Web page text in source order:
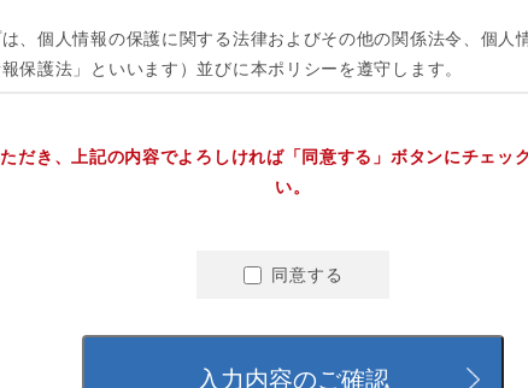
だき、上記の内容でよろしければ「同意する」ボタンにチェッ
い。
同意する